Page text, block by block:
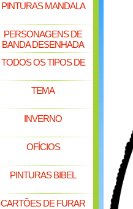
PINTURAS MANDALA
PERSONAGENS DE
BANDA DESENHADA
TODOS OS TIPOS DE
TEMA
INVERNO
OFÍCIOS
PINTURAS BIBEL
CARTÕES DE FURAR